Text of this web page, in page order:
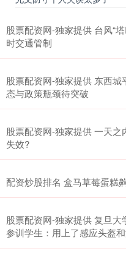
股票配资网-独家提供 台风“
时交通管制
股票配资网-独家提供 东西
态与政策瓶颈待突破
股票配资网-独家提供 一天
失效?
配资炒股排名 盒马草莓蛋糕
股票配资网-独家提供 复旦大
参训学生：用上了感应头盔